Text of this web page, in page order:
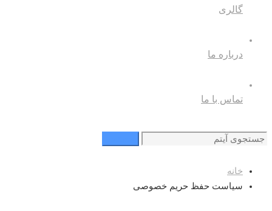
گالری
درباره ما
تماس با ما
جستجو
خانه
سیاست حفظ حریم خصوصی